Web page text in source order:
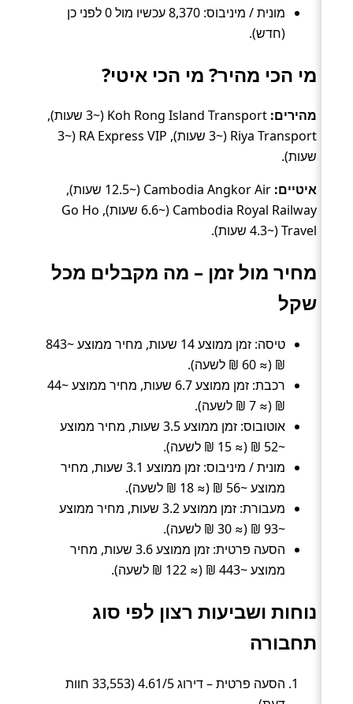
מונית / מיניבוס: 8,370 עכשיו מול 0 לפני כן
(חדש).
מי הכי מהיר? מי הכי איטי?
מהירים:
Koh Rong Island Transport (~3 שעות),
Riya Transport (~3 שעות), RA Express VIP (~3
שעות).
איטיים:
Cambodia Angkor Air (~12.5 שעות),
Cambodia Royal Railway (~6.6 שעות), Go Ho
Travel (~4.3 שעות).
מחיר מול זמן – מה מקבלים מכל
שקל
טיסה: זמן ממוצע 14 שעות, מחיר ממוצע ~843
₪ (≈ 60 ₪ לשעה).
רכבת: זמן ממוצע 6.7 שעות, מחיר ממוצע ~44
₪ (≈ 7 ₪ לשעה).
אוטובוס: זמן ממוצע 3.5 שעות, מחיר ממוצע
~52 ₪ (≈ 15 ₪ לשעה).
מונית / מיניבוס: זמן ממוצע 3.1 שעות, מחיר
ממוצע ~56 ₪ (≈ 18 ₪ לשעה).
מעבורת: זמן ממוצע 3.2 שעות, מחיר ממוצע
~93 ₪ (≈ 30 ₪ לשעה).
הסעה פרטית: זמן ממוצע 3.6 שעות, מחיר
ממוצע ~443 ₪ (≈ 122 ₪ לשעה).
נוחות ושביעות רצון לפי סוג
תחבורה
הסעה פרטית – דירוג 4.61/5 (33,553 חוות